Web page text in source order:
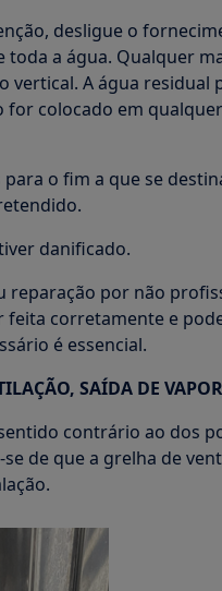
desligue o
toda a água. Qualquer
vertical. A água residual
colocado em
o fim a que se
danificado.
reparação por não
feita corretamente e
é essencial.
SAÍDA DE VAPOR
contrário ao dos
de que a grelha de